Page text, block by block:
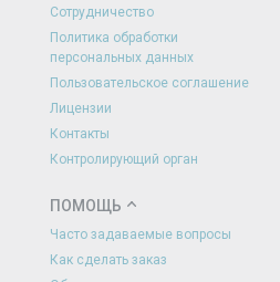
Сотрудничество
Политика обработки
персональных данных
Пользовательское соглашение
Лицензии
Контакты
Контролирующий орган
ПОМОЩЬ
Часто задаваемые вопросы
Как сделать заказ